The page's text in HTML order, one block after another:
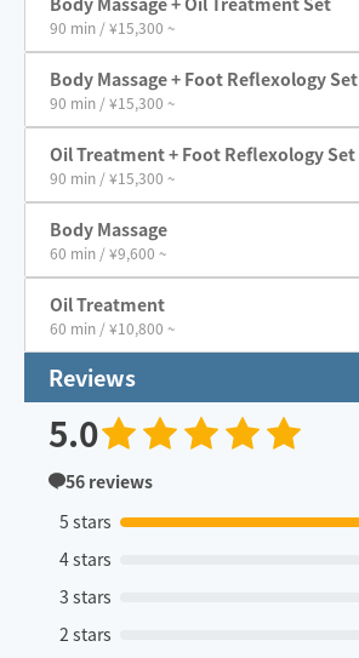
90 min / ¥15,300 ~
Body Massage + Foot Reflexology Set
90 min / ¥15,300 ~
Oil Treatment + Foot Reflexology Set
90 min / ¥15,300 ~
Body Massage
60 min / ¥9,600 ~
Oil Treatment
60 min / ¥10,800 ~
Reviews
5.0
56 reviews
5 stars
4 stars
3 stars
2 stars